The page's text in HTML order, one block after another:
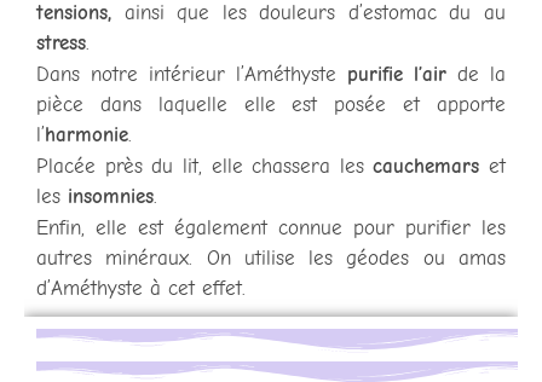
tensions, ainsi que les douleurs d’estomac du au
stress.
Dans notre intérieur l’Améthyste purifie l’air de la
pièce dans laquelle elle est posée et apporte
l’harmonie.
Placée près du lit, elle chassera lescauchemars et
les insomnies.
Enfin, elle est également connue pour purifier les
autres minéraux. On utilise les géodes ou amas
d’Améthyste à cet effet.